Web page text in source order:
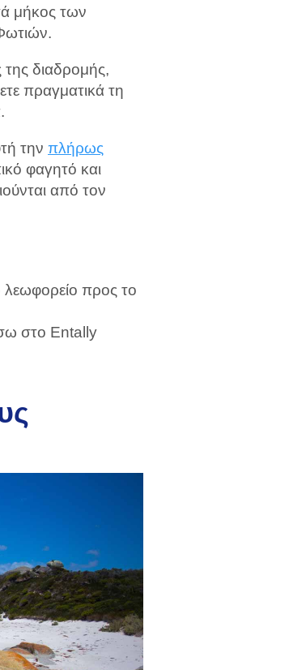
μήκος των
της διαδρομής,
πραγματικά τη
την πλήρως
φαγητό και
από τον
προς το
στο Entally